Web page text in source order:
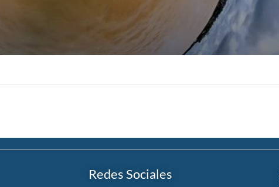
Redes Sociales